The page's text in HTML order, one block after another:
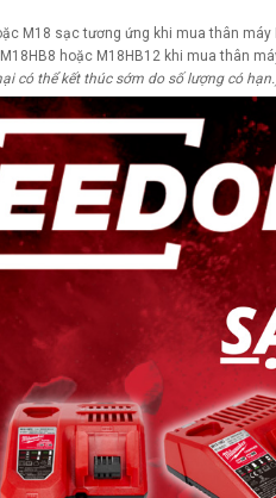
M18 sạc tương ứng khi mua thân
M18HB8 hoặc M18HB12 khi mua thân
có thể kết thúc sớm do số lượng có